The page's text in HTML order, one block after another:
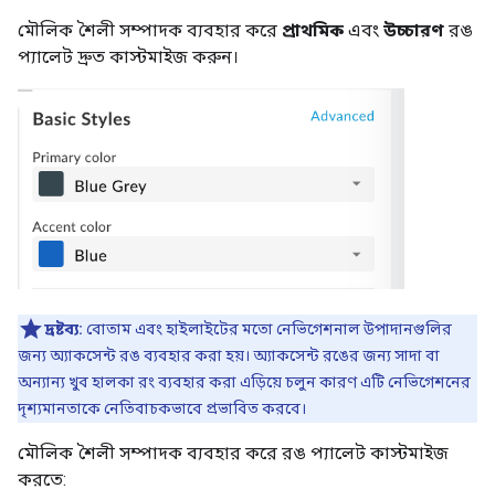
মৌলিক শৈলী সম্পাদক ব্যবহার করে প্রাথমিক এবং উচ্চারণ রঙ
প্যালেট দ্রুত কাস্টমাইজ করুন।
দ্রষ্টব্য: বোতাম এবং হাইলাইটের মতো নেভিগেশনাল উপাদানগুলির
জন্য অ্যাকসেন্ট রঙ ব্যবহার করা হয়। অ্যাকসেন্ট রঙের জন্য সাদা বা
অন্যান্য খুব হালকা রং ব্যবহার করা এড়িয়ে চলুন কারণ এটি নেভিগেশনের
দৃশ্যমানতাকে নেতিবাচকভাবে প্রভাবিত করবে।
মৌলিক শৈলী সম্পাদক ব্যবহার করে রঙ প্যালেট কাস্টমাইজ
করতে: